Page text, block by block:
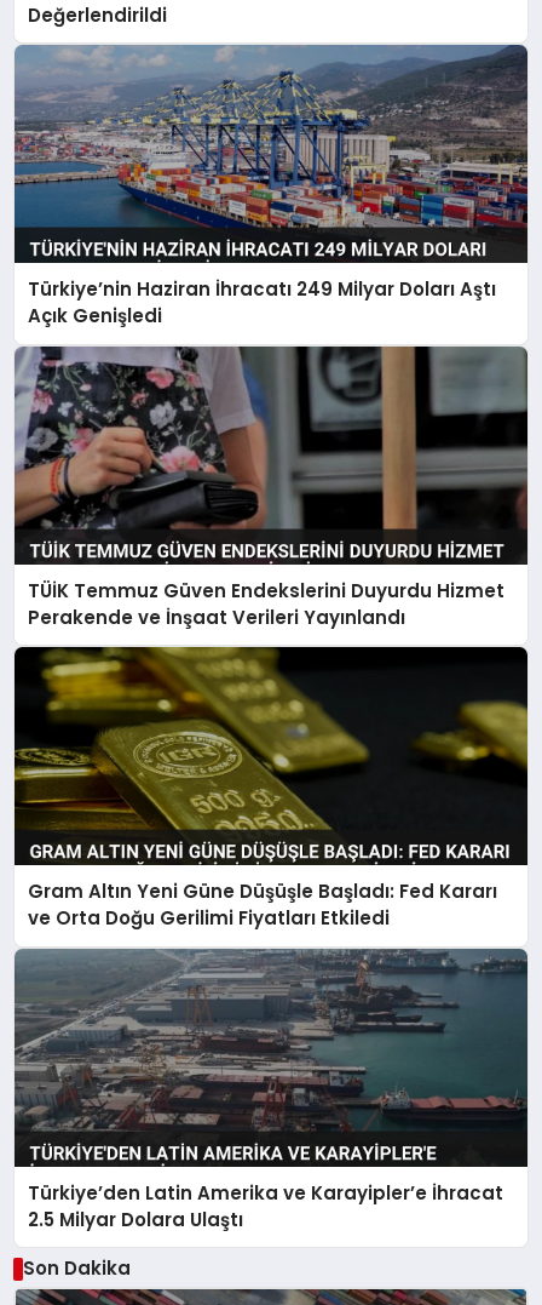
Değerlendirildi
Türkiye’nin Haziran İhracatı 249 Milyar Doları Aştı
Açık Genişledi
TÜİK Temmuz Güven Endekslerini Duyurdu Hizmet
Perakende ve İnşaat Verileri Yayınlandı
Gram Altın Yeni Güne Düşüşle Başladı: Fed Kararı
ve Orta Doğu Gerilimi Fiyatları Etkiledi
Türkiye’den Latin Amerika ve Karayipler’e İhracat
2.5 Milyar Dolara Ulaştı
Son Dakika